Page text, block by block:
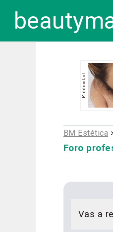
BM Estética
Foro
Vas a